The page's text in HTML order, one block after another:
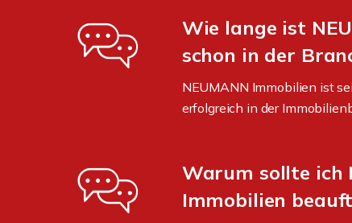
Wie lange ist
schon in der
NEUMANN Immobilien ist
erfolgreich in der
Warum sollte ich
Immobilien